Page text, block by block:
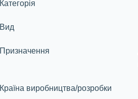
Категорія
Вид
Призначення
Країна виробництва/розробки